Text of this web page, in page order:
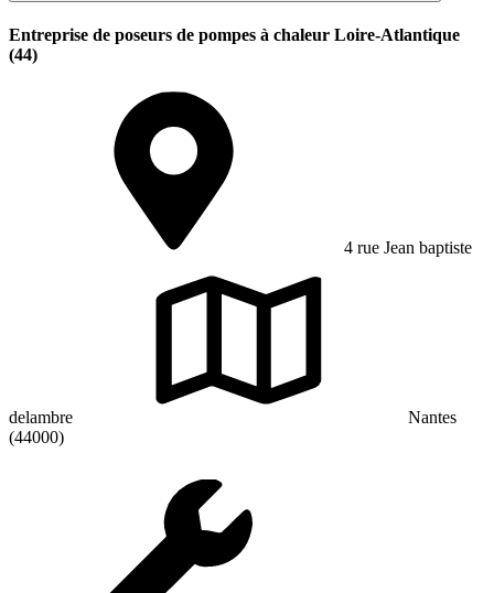
Entreprise de poseurs de pompes à chaleur Loire-Atlantique
(44)
4 rue Jean baptiste
delambre
Nantes
(44000)